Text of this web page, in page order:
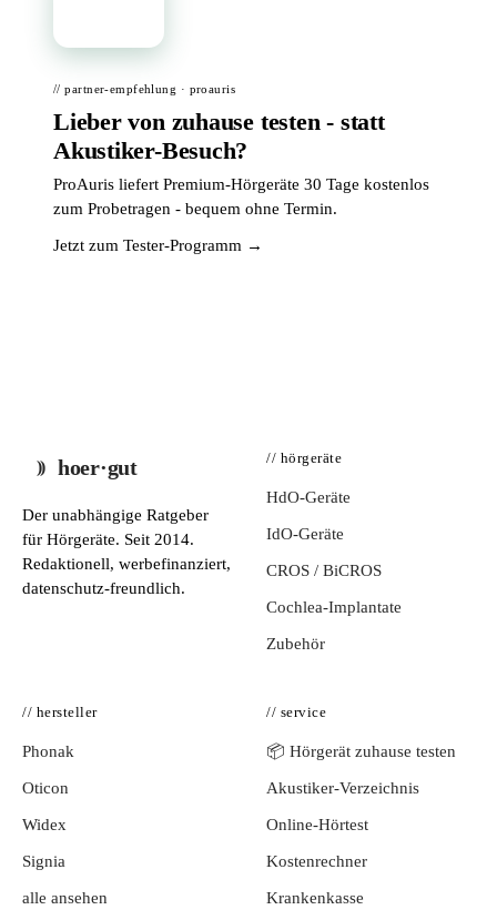
// partner-empfehlung · proauris
Lieber von zuhause testen - statt
Akustiker-Besuch?
ProAuris liefert Premium-Hörgeräte 30 Tage kostenlos
zum Probetragen - bequem ohne Termin.
Jetzt zum Tester-Programm →
hoer·gut
Der unabhängige Ratgeber
für Hörgeräte. Seit 2014.
Redaktionell, werbefinanziert,
datenschutz-freundlich.
// hörgeräte
HdO-Geräte
IdO-Geräte
CROS / BiCROS
Cochlea-Implantate
Zubehör
// hersteller
Phonak
Oticon
Widex
Signia
alle ansehen
// service
📦 Hörgerät zuhause testen
Akustiker-Verzeichnis
Online-Hörtest
Kostenrechner
Krankenkasse